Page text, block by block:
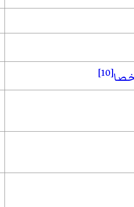
[10]